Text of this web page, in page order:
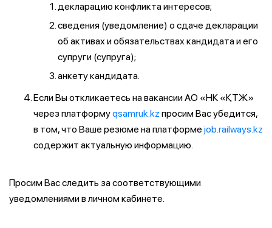
декларацию конфликта интересов;
сведения (уведомление) о сдаче декларации
об активах и обязательствах кандидата и его
супруги (супруга);
анкету кандидата.
Если Вы откликаетесь на вакансии АО «НК «ҚТЖ»
через платформуqsamruk.kz просим Вас убедится,
в том, что Ваше резюме на платформе job.railways.kz
содержит актуальную информацию.
Просим Вас следить за соответствующими
уведомлениями в личном кабинете.